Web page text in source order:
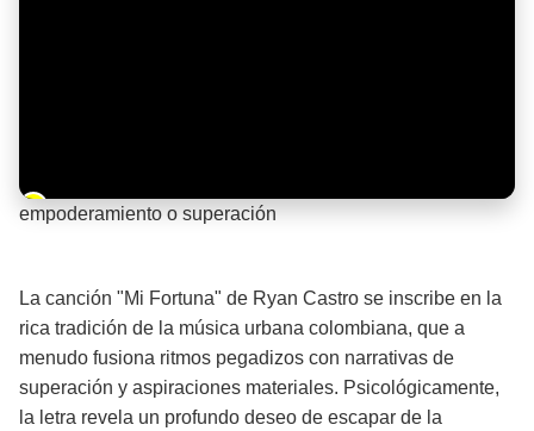
Barra de progreso de la reproducción
empoderamiento o superación
La canción "Mi Fortuna" de Ryan Castro se inscribe en la
rica tradición de la música urbana colombiana, que a
menudo fusiona ritmos pegadizos con narrativas de
superación y aspiraciones materiales. Psicológicamente,
la letra revela un profundo deseo de escapar de la